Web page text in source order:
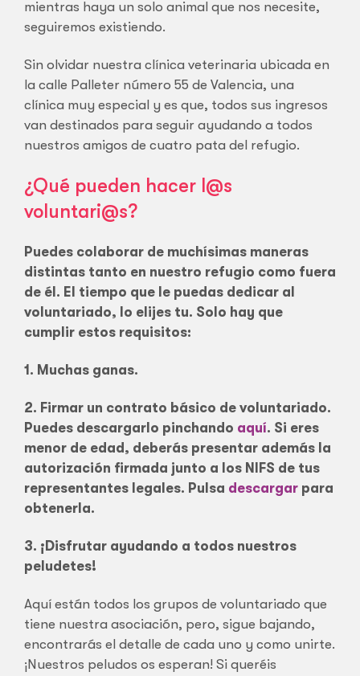
mientras haya un solo animal que nos necesite,
seguiremos existiendo.
Sin olvidar nuestra clínica veterinaria ubicada en
la calle Palleter número 55 de Valencia, una
clínica muy especial y es que, todos sus ingresos
van destinados para seguir ayudando a todos
nuestros amigos de cuatro pata del refugio.
¿Qué pueden hacer l@s
voluntari@s?
Puedes colaborar de muchísimas maneras
distintas tanto en nuestro refugio como fuera
de él. El tiempo que le puedas dedicar al
voluntariado, lo elijes tu. Solo hay que
cumplir estos requisitos:
1. Muchas ganas.
2. Firmar un contrato básico de voluntariado.
Puedes descargarlo pinchando aquí. Si eres
menor de edad, deberás presentar además la
autorización firmada junto a los NIFS de tus
representantes legales. Pulsa descargar para
obtenerla.
3. ¡Disfrutar ayudando a todos nuestros
peludetes!
Aquí están todos los grupos de voluntariado que
tiene nuestra asociación, pero, sigue bajando,
encontrarás el detalle de cada uno y como unirte.
¡Nuestros peludos os esperan! Si queréis